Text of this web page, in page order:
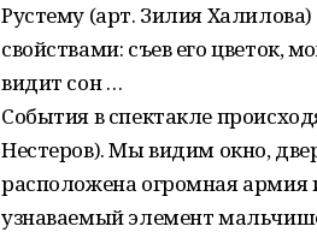
Рустему (арт. Зилия
свойствами: съев его цветок,
видит сон …
События в спектакле
Нестеров). Мы видим окно,
расположена огромная армия
узнаваемый элемент